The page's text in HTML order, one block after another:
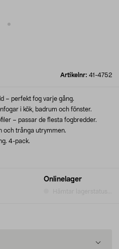
Artikelnr: 41-4752
Onlinelager
Hämtar lagerstatus...
– perfekt fog varje gång.
i kök, badrum och fönster.
– passar de flesta fogbredder.
och trånga utrymmen.
4-pack.